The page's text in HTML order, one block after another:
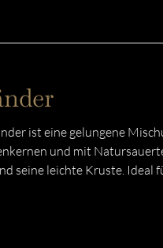
ist eine gelungene
und mit
seine leichte Kruste. Ideal